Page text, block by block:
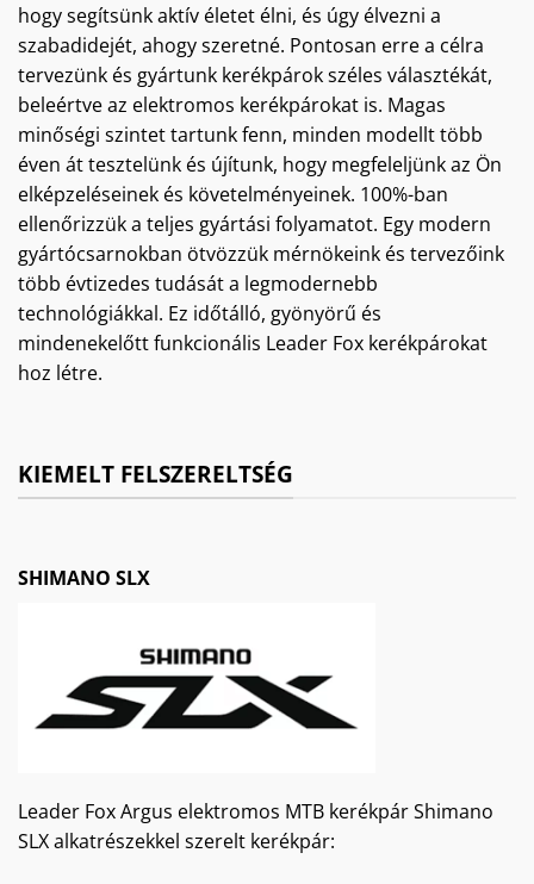
hogy segítsünk aktív életet élni, és úgy élvezni a
szabadidejét, ahogy szeretné. Pontosan erre a célra
tervezünk és gyártunk kerékpárok széles választékát,
beleértve az elektromos kerékpárokat is. Magas
minőségi szintet tartunk fenn, minden modellt több
éven át tesztelünk és újítunk, hogy megfeleljünk az Ön
elképzeléseinek és követelményeinek. 100%-ban
ellenőrizzük a teljes gyártási folyamatot. Egy modern
gyártócsarnokban ötvözzük mérnökeink és tervezőink
több évtizedes tudását a legmodernebb
technológiákkal. Ez időtálló, gyönyörű és
mindenekelőtt funkcionális Leader Fox kerékpárokat
hoz létre.
KIEMELT FELSZERELTSÉG
SHIMANO SLX
Leader Fox Argus elektromos MTB kerékpár Shimano
SLX alkatrészekkel szerelt kerékpár: